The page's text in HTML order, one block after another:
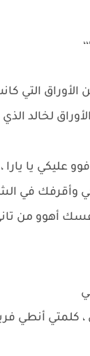
التي
لخالد
عليكي يا
وأقرفك في
أهوو من
كلمتي أنطي